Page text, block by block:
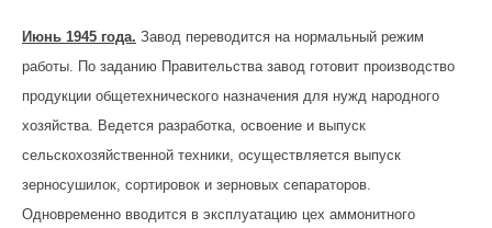
Июнь 1945 года. Завод переводится на нормальный режим
работы. По заданию Правительства завод готовит производство
продукции общетехнического назначения для нужд народного
хозяйства. Ведется разработка, освоение и выпуск
сельскохозяйственной техники, осуществляется выпуск
зерносушилок, сортировок и зерновых сепараторов.
Одновременно вводится в эксплуатацию цех аммонитного